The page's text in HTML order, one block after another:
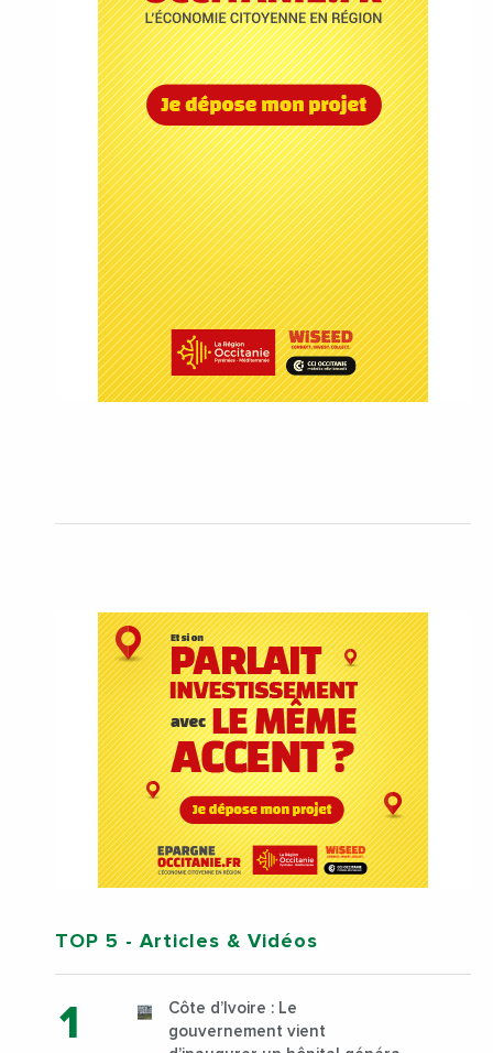
TOP 5 - Articles & Vidéos
Côte d’Ivoire : Le
gouvernement vient